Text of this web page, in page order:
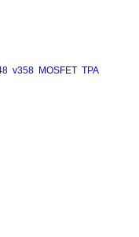
v358 MOSFET TPA